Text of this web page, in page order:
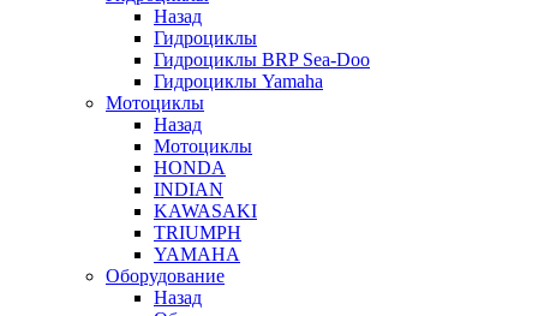
Назад
Гидроциклы
Гидроциклы BRP Sea-Doo
Гидроциклы Yamaha
Мотоциклы
Назад
Мотоциклы
HONDA
INDIAN
KAWASAKI
TRIUMPH
YAMAHA
Оборудование
Назад